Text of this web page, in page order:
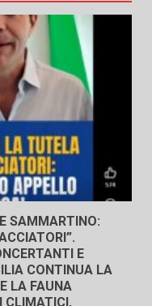
SAMMARTINO:
E
CONTINUA LA
LA FAUNA
CLIMATICI,